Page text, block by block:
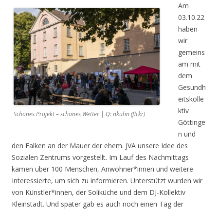
Schönes Projekt – schönes Wetter | Q: nkuhn (flckr)
Am
03.10.22
haben
wir
gemeins
am mit
dem
Gesundh
eitskolle
ktiv
Göttinge
n und
den Falken an der Mauer der ehem. JVA unsere Idee des
Sozialen Zentrums vorgestellt. Im Lauf des Nachmittags
kamen über 100 Menschen, Anwohner*innen und weitere
Interessierte, um sich zu informieren. Unterstützt wurden wir
von Künstler*innen, der Soliküche und dem DJ-Kollektiv
Kleinstadt. Und später gab es auch noch einen Tag der